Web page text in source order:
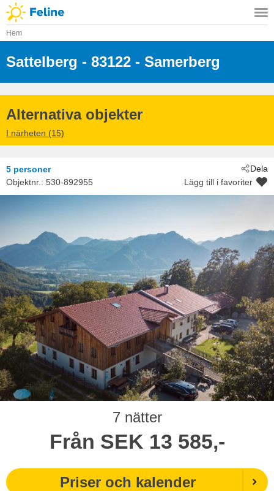
Hem
Sattelberg - 83122 - Samerberg
Alternativa objekter
I närheten (15)
Dela
5 personer
Objektnr.: 530-892955 Lägg till i favoriter
7 nätter
Från SEK 13 585,-
Priser och kalender